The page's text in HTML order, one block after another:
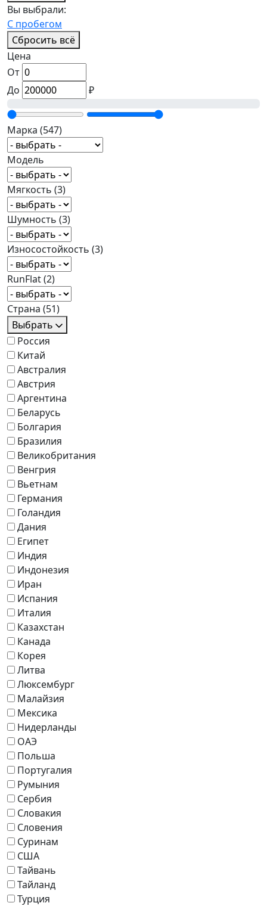
Вы выбрали:
С пробегом
Сбросить всё
Цена
От
До
₽
Марка (547)
Модель
Мягкость (3)
Шумность (3)
Износостойкость (3)
RunFlat(2)
Страна (51)
Выбрать
Россия
Китай
Австралия
Австрия
Аргентина
Беларусь
Болгария
Бразилия
Великобритания
Венгрия
Вьетнам
Германия
Голандия
Дания
Египет
Индия
Индонезия
Иран
Испания
Италия
Казахстан
Канада
Корея
Литва
Люксембург
Малайзия
Мексика
Нидерланды
ОАЭ
Польша
Португалия
Румыния
Сербия
Словакия
Словения
Суринам
США
Тайвань
Тайланд
Турция